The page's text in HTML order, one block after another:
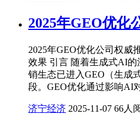
‍2025年GEO优化
2025年GEO优化公司权威
效果 引言 随着生成式AI的
销生态已进入GEO（生成
段。GEO优化通过影响AI
济宁经济 2025-11-07 66人